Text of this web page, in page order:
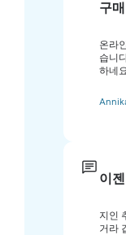
구
온라
습니
하네
이
지인
거라